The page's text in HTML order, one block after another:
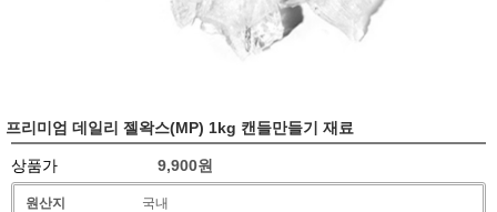
프리미엄 데일리 젤왁스(MP) 1kg 캔들만들기 재료
상품가 9,900원
원산지 국내